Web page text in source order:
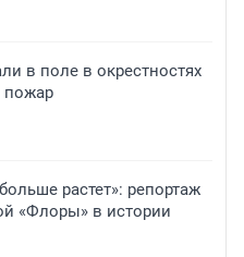
в поле в окрестностях
пожар
растет»: репортаж
«Флоры» в истории